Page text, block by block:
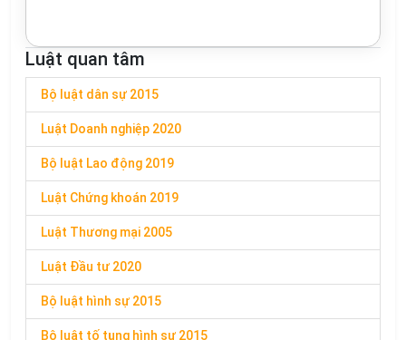
Luật quan tâm
Bộ luật dân sự 2015
Luật Doanh nghiệp 2020
Bộ luật Lao động 2019
Luật Chứng khoán 2019
Luật Thương mại 2005
Luật Đầu tư 2020
Bộ luật hình sự 2015
Bộ luật tố tụng hình sự 2015